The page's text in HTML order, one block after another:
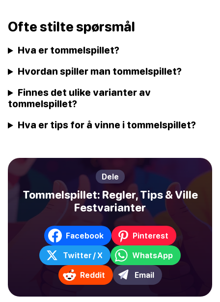
Ofte stilte spørsmål
Hva er tommelspillet?
Hvordan spiller man tommelspillet?
Finnes det ulike varianter av
tommelspillet?
Hva er tips for å vinne i tommelspillet?
Dele
Tommelspillet: Regler, Tips & Ville
Festvarianter
Facebook Pinterest
Twitter / X WhatsApp
Reddit Email